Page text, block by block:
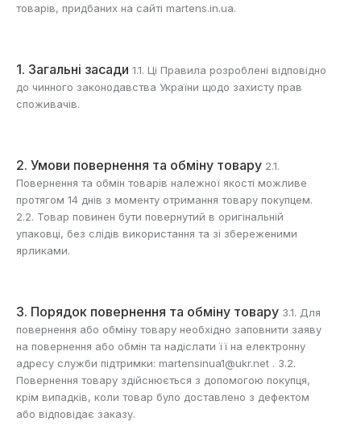
товарів, придбаних на сайті martens.in.ua.
1. Загальні засади 1.1. Ці Правила розроблені відповідно
до чинного законодавства України щодо захисту прав
споживачів.
2. Умови повернення та обміну товару 2.1.
Повернення та обмін товарів належної якості можливе
протягом 14 днів з моменту отримання товару покупцем.
2.2. Товар повинен бути повернутий в оригінальній
упаковці, без слідів використання та зі збереженими
ярликами.
3. Порядок повернення та обміну товару 3.1. Для
повернення або обміну товару необхідно заповнити заяву
на повернення або обмін та надіслати її на електронну
адресу служби підтримки: martensinua1@ukr.net . 3.2.
Повернення товару здійснюється з допомогою покупця,
крім випадків, коли товар було доставлено з дефектом
або відповідає заказу.